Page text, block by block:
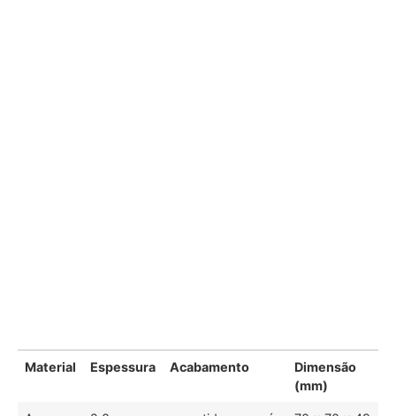
Material Espessura Acabamento
Dimensão
(mm)